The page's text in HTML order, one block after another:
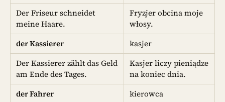
Der Friseur schneidet
meine Haare.
Fryzjer obcina moje
włosy.
der Kassierer
kasjer
Der Kassierer zählt das Geld
am Ende des Tages.
Kasjer liczy pieniądze
na koniec dnia.
der Fahrer
kierowca